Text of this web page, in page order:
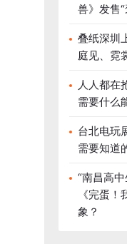
兽》发售
叠纸深圳
庭见、霓
人人都在
需要什么
台北电玩
需要知道
“南昌高
《完蛋
象？